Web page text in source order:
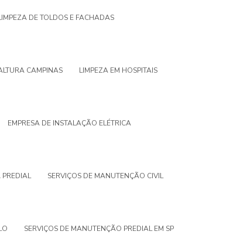
DE TOLDOS E FACHADAS
CAMPINAS LIMPEZA EM HOSPITAIS
EMPRESA DE INSTALAÇÃO ELÉTRICA
PREDIAL SERVIÇOS DE MANUTENÇÃO CIVIL
SERVIÇOS DE MANUTENÇÃO PREDIAL EM SP